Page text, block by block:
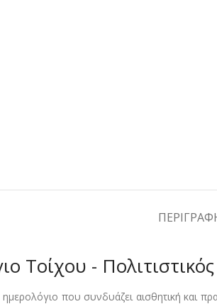
Τοίχου -
που συνδυάζει αισθητική και